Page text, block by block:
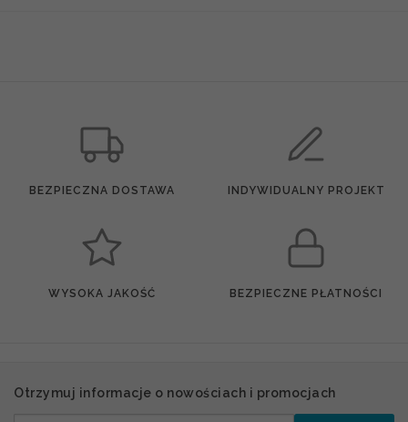
BEZPIECZNA DOSTAWA INDYWIDUALNY PROJEKT
WYSOKA JAKOŚĆ BEZPIECZNE PŁATNOŚCI
Otrzymuj informacje o nowościach i promocjach